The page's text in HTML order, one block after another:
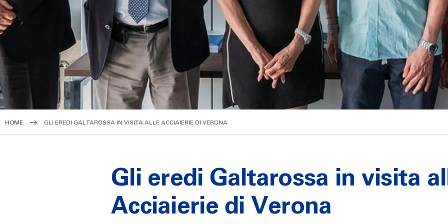
HOME GLI EREDI GALTAROSSA IN VISITA ALLE ACCIAIERIE DI VERONA
Gli eredi Galtarossa in visita
Acciaierie di Verona